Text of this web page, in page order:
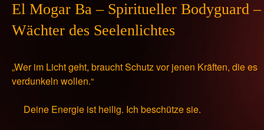
El Mogar Ba – Spiritueller Bodyguard –
Wächter des Seelenlichtes
„Wer im Licht geht, braucht Schutz vor jenen Kräften, die es
verdunkeln wollen.“
Deine Energie ist heilig. Ich beschütze sie.